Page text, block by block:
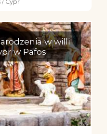
/ Cypr
w willi
w Pafos